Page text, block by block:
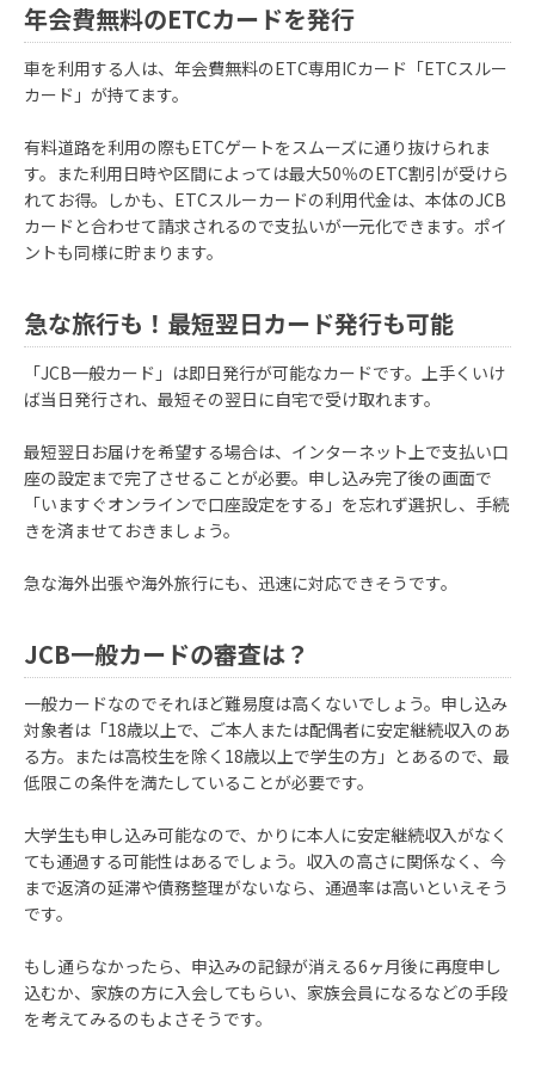
年会費無料のETCカードを発行
車を利用する人は、年会費無料のETC専用ICカード「ETCスルー
カード」が持てます。
有料道路を利用の際もETCゲートをスムーズに通り抜けられま
す。また利用日時や区間によっては最大50％のETC割引が受けら
れてお得。しかも、ETCスルーカードの利用代金は、本体のJCB
カードと合わせて請求されるので支払いが一元化できます。ポイ
ントも同様に貯まります。
急な旅行も！最短翌日カード発行も可能
「JCB一般カード」は即日発行が可能なカードです。上手くいけ
ば当日発行され、最短その翌日に自宅で受け取れます。
最短翌日お届けを希望する場合は、インターネット上で支払い口
座の設定まで完了させることが必要。申し込み完了後の画面で
「いますぐオンラインで口座設定をする」を忘れず選択し、手続
きを済ませておきましょう。
急な海外出張や海外旅行にも、迅速に対応できそうです。
JCB一般カードの審査は？
一般カードなのでそれほど難易度は高くないでしょう。申し込み
対象者は「18歳以上で、ご本人または配偶者に安定継続収入のあ
る方。または高校生を除く18歳以上で学生の方」とあるので、最
低限この条件を満たしていることが必要です。
大学生も申し込み可能なので、かりに本人に安定継続収入がなく
ても通過する可能性はあるでしょう。収入の高さに関係なく、今
まで返済の延滞や債務整理がないなら、通過率は高いといえそう
です。
もし通らなかったら、申込みの記録が消える6ヶ月後に再度申し
込むか、家族の方に入会してもらい、家族会員になるなどの手段
を考えてみるのもよさそうです。